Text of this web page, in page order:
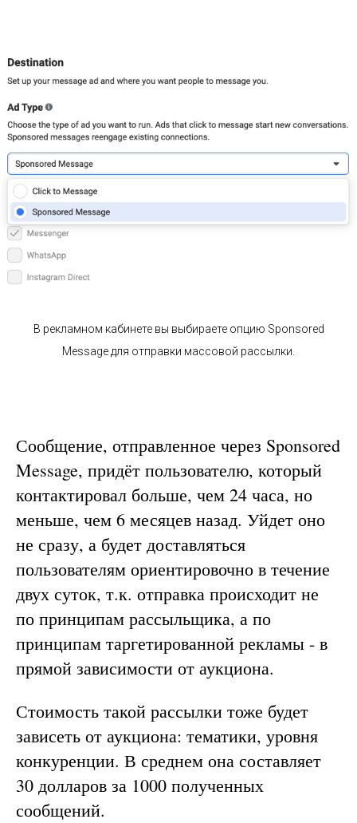
В рекламном кабинете вы выбираете опцию Sponsored
Message для отправки массовой рассылки.
Сообщение, отправленное через Sponsored
Message, придёт пользователю, который
контактировал больше, чем 24 часа, но
меньше, чем 6 месяцев назад. Уйдет оно
не сразу, а будет доставляться
пользователям ориентировочно в течение
двух суток, т.к. отправка происходит не
по принципам рассыльщика, а по
принципам таргетированной рекламы - в
прямой зависимости от аукциона.
Стоимость такой рассылки тоже будет
зависеть от аукциона: тематики, уровня
конкуренции. В среднем она составляет
30 долларов за 1000 полученных
сообщений.